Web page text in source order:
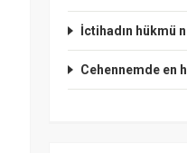
İctihadın hükmü
Cehennemde en